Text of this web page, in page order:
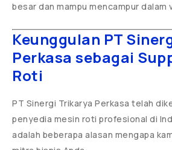
besar dan mampu mencampur dalam
Keunggulan PT
Perkasa sebagai
Roti
PT Sinergi Trikarya Perkasa telah
penyedia mesin roti profesional di
adalah beberapa alasan mengapa